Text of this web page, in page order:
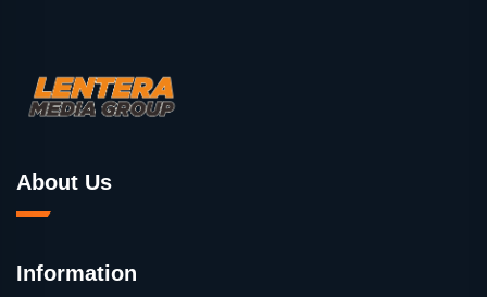
About Us
Information